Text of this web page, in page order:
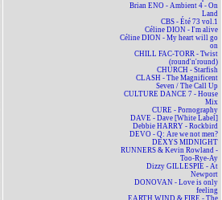
Brian ENO - Ambient 4 - On
Land
CBS - Été 73 vol.1
Céline DION - I'm alive
Céline DION - My heart will go
on
CHILL FAC-TORR - Twist
(round'n'round)
CHURCH - Starfish
CLASH - The Magnificent
Seven / The Call Up
CULTURE DANCE 7 - House
Mix
CURE - Pornography
DAVE - Dave [White Label]
Debbie HARRY - Rockbird
DEVO - Q: Are we not men?
DEXYS MIDNIGHT
RUNNERS & Kevin Rowland -
Too-Rye-Ay
Dizzy GILLESPIE - At
Newport
DONOVAN - Love is only
feeling
EARTH WIND & FIRE - The